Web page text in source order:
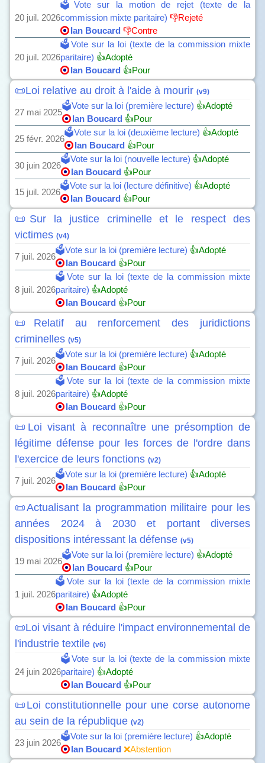
20 juil. 2026
🗳️Vote sur la motion de rejet (texte de la
commission mixte paritaire) 👎Rejeté
Ian Boucard 👎Contre
20 juil. 2026
🗳️Vote sur la loi (texte de la commission mixte
paritaire) 👍Adopté
Ian Boucard 👍Pour
📜Loi relative au droit à l'aide à mourir (v9)
27 mai 2025
🗳️Vote sur la loi (première lecture) 👍Adopté
Ian Boucard 👍Pour
25 févr. 2026
🗳️Vote sur la loi (deuxième lecture) 👍Adopté
Ian Boucard 👍Pour
30 juin 2026
🗳️Vote sur la loi (nouvelle lecture) 👍Adopté
Ian Boucard 👍Pour
15 juil. 2026
🗳️Vote sur la loi (lecture définitive) 👍Adopté
Ian Boucard 👍Pour
📜Sur la justice criminelle et le respect des
victimes (v4)
7 juil. 2026
🗳️Vote sur la loi (première lecture) 👍Adopté
Ian Boucard 👍Pour
8 juil. 2026
🗳️Vote sur la loi (texte de la commission mixte
paritaire) 👍Adopté
Ian Boucard 👍Pour
📜Relatif au renforcement des juridictions
criminelles (v5)
7 juil. 2026
🗳️Vote sur la loi (première lecture) 👍Adopté
Ian Boucard 👍Pour
8 juil. 2026
🗳️Vote sur la loi (texte de la commission mixte
paritaire) 👍Adopté
Ian Boucard 👍Pour
📜Loi visant à reconnaître une présomption de
légitime défense pour les forces de l'ordre dans
l'exercice de leurs fonctions (v2)
7 juil. 2026
🗳️Vote sur la loi (première lecture) 👍Adopté
Ian Boucard 👍Pour
📜Actualisant la programmation militaire pour les
années 2024 à 2030 et portant diverses
dispositions intéressant la défense (v5)
19 mai 2026
🗳️Vote sur la loi (première lecture) 👍Adopté
Ian Boucard 👍Pour
1 juil. 2026
🗳️Vote sur la loi (texte de la commission mixte
paritaire) 👍Adopté
Ian Boucard 👍Pour
📜Loi visant à réduire l'impact environnemental de
l'industrie textile (v6)
24 juin 2026
🗳️Vote sur la loi (texte de la commission mixte
paritaire) 👍Adopté
Ian Boucard 👍Pour
📜Loi constitutionnelle pour une corse autonome
au sein de la république (v2)
23 juin 2026
🗳️Vote sur la loi (première lecture) 👍Adopté
Ian Boucard ❌Abstention